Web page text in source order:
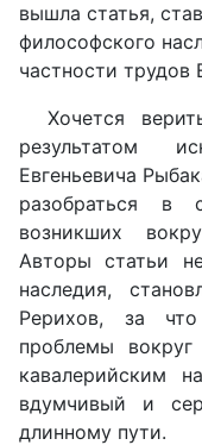
вышла статья,
философского
частности трудов
Хочется
результатом
Евгеньевича
разобраться в
возникших
Авторы статьи
наследия,
Рерихов, за
проблемы
кавалерийским
вдумчивый и
длинному пути.